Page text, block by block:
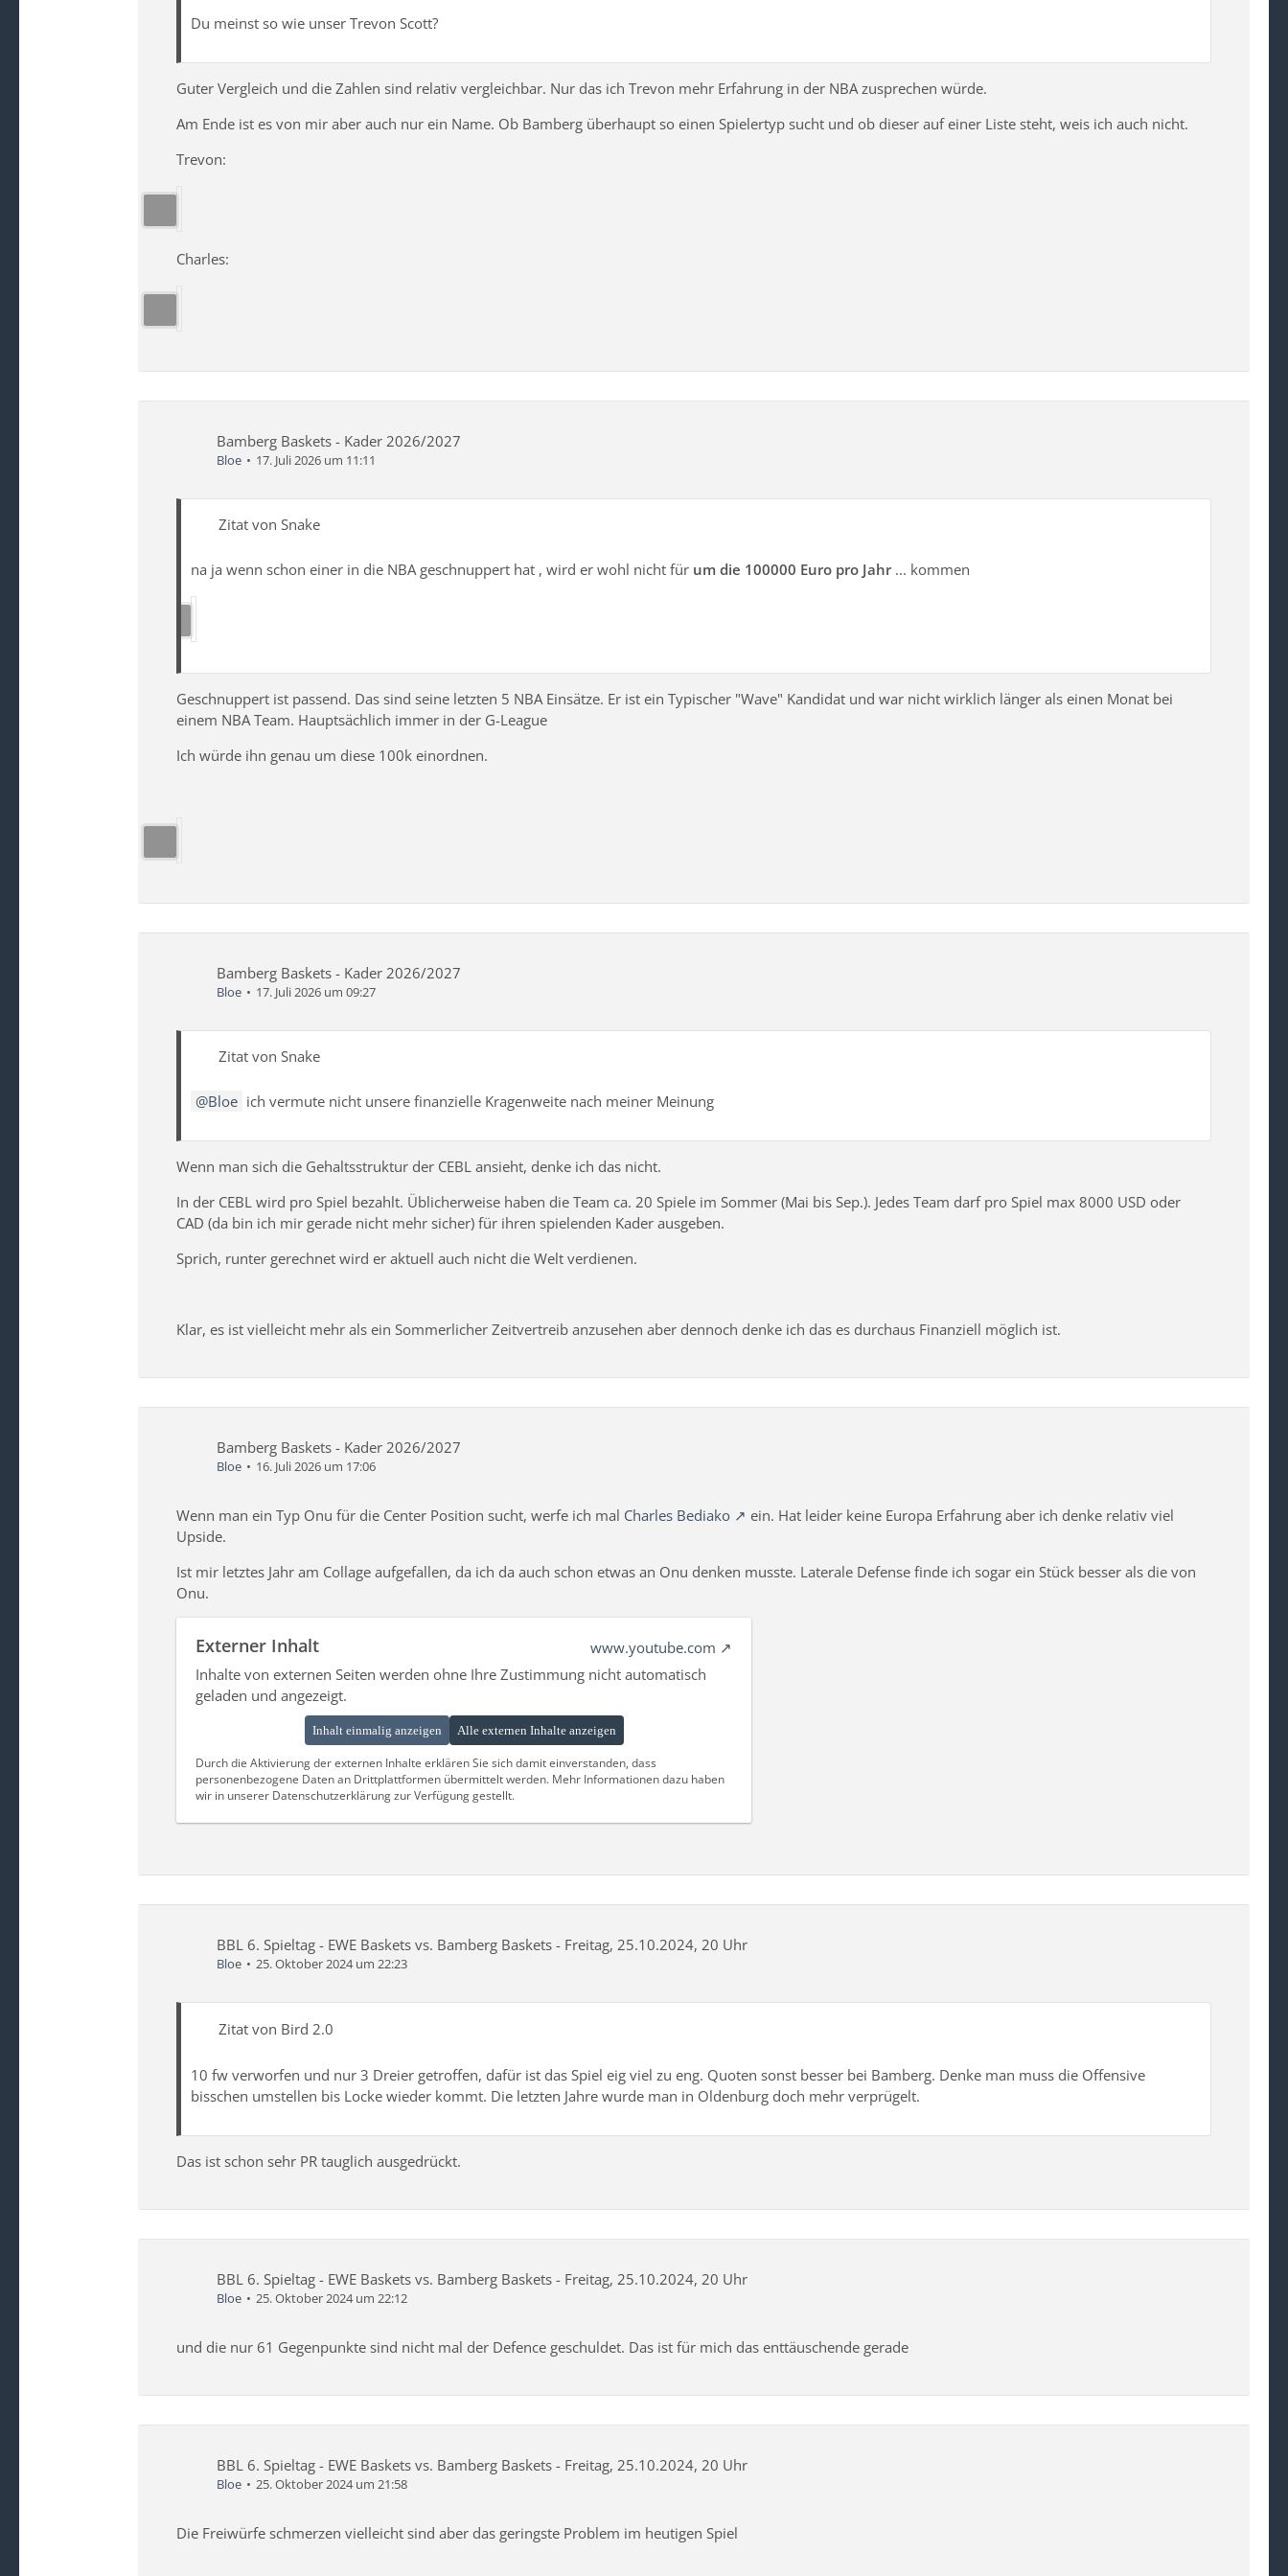
Du meinst so wie unser Trevon Scott?
Guter Vergleich und die Zahlen sind relativ vergleichbar. Nur das ich Trevon mehr Erfahrung in der NBA zusprechen würde.
Am Ende ist es von mir aber auch nur ein Name. Ob Bamberg überhaupt so einen Spielertyp sucht und ob dieser auf einer Liste steht, weis ich auch nicht.
Trevon:
Charles:
Bamberg Baskets - Kader 2026/2027
Bloe 17. Juli 2026 um 11:11
Zitat von Snake
na ja wenn schon einer in die NBA geschnuppert hat , wird er wohl nicht für um die 100000 Euro pro Jahr ... kommen
Geschnuppert ist passend. Das sind seine letzten 5 NBA Einsätze. Er ist ein Typischer "Wave" Kandidat und war nicht wirklich länger als einen Monat bei
einem NBA Team. Hauptsächlich immer in der G-League
Ich würde ihn genau um diese 100k einordnen.
Bamberg Baskets - Kader 2026/2027
Bloe 17. Juli 2026 um 09:27
Zitat von Snake
Bloe ich vermute nicht unsere finanzielle Kragenweite nach meiner Meinung
Wenn man sich die Gehaltsstruktur der CEBL ansieht, denke ich das nicht.
In der CEBL wird pro Spiel bezahlt. Üblicherweise haben die Team ca. 20 Spiele im Sommer (Mai bis Sep.). Jedes Team darf pro Spiel max 8000 USD oder
CAD (da bin ich mir gerade nicht mehr sicher) für ihren spielenden Kader ausgeben.
Sprich, runter gerechnet wird er aktuell auch nicht die Welt verdienen.
Klar, es ist vielleicht mehr als ein Sommerlicher Zeitvertreib anzusehen aber dennoch denke ich das es durchaus Finanziell möglich ist.
Bamberg Baskets - Kader 2026/2027
Bloe 16. Juli 2026 um 17:06
Wenn man ein Typ Onu für die Center Position sucht, werfe ich mal Charles Bediako
ein. Hat leider keine Europa Erfahrung aber ich denke relativ viel
Upside.
Ist mir letztes Jahr am Collage aufgefallen, da ich da auch schon etwas an Onu denken musste. Laterale Defense finde ich sogar ein Stück besser als die von
Onu.
Externer Inhalt
www.youtube.com
Inhalte von externen Seiten werden ohne Ihre Zustimmung nicht automatisch
geladen und angezeigt.
Inhalt einmalig anzeigen Alle externen Inhalte anzeigen
Durch die Aktivierung der externen Inhalte erklären Sie sich damit einverstanden, dass
personenbezogene Daten an Drittplattformen übermittelt werden. Mehr Informationen dazu haben
wir in unserer Datenschutzerklärung zur Verfügung gestellt.
BBL 6. Spieltag - EWE Baskets vs. Bamberg Baskets - Freitag, 25.10.2024, 20 Uhr
Bloe 25. Oktober 2024 um 22:23
Zitat von Bird 2.0
10 fw verworfen und nur 3 Dreier getroffen, dafür ist das Spiel eig viel zu eng. Quoten sonst besser bei Bamberg. Denke man muss die Offensive
bisschen umstellen bis Locke wieder kommt. Die letzten Jahre wurde man in Oldenburg doch mehr verprügelt.
Das ist schon sehr PR tauglich ausgedrückt.
BBL 6. Spieltag - EWE Baskets vs. Bamberg Baskets - Freitag, 25.10.2024, 20 Uhr
Bloe 25. Oktober 2024 um 22:12
und die nur 61 Gegenpunkte sind nicht mal der Defence geschuldet. Das ist für mich das enttäuschende gerade
BBL 6. Spieltag - EWE Baskets vs. Bamberg Baskets - Freitag, 25.10.2024, 20 Uhr
Bloe 25. Oktober 2024 um 21:58
Die Freiwürfe schmerzen vielleicht sind aber das geringste Problem im heutigen Spiel